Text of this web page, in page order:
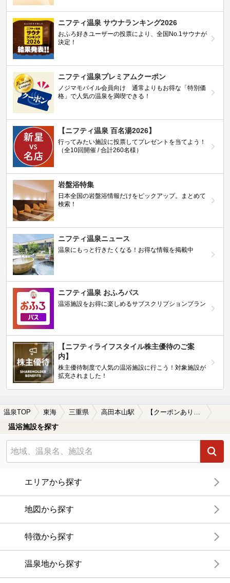
ニフティ温泉 サウナランキング2026
おふろ好きユーザーの投票により、全国No.1サウナが
決定！
ニフティ温泉プレミアムクーポン
ノジマモバイル会員向け 通常よりもお得な「特別価
格」で人気の温泉を満喫できる！
【ニフティ温泉 百名湯2026】
行ってみたい施設に投票してプレゼントを当てよう！
（全10回開催 / 合計260名様）
岩盤浴特集
日本全国の岩盤浴情報だけをピックアップ。まとめて
検索！
ニフティ温泉ニュース
温泉にもっと行きたくなる！お得な情報を掲載中
ニフティ温泉 おふろパス
温浴施設をお得に楽しめるサブスクリプションプラン
【ニフティライフスタイル株主優待のご案
内】
株主優待制度で人気の温浴施設に行こう！対象施設が
拡充されました！
温泉TOP 東海 三重県 高田本山駅 【クーポンあり】駅近（徒歩10分以内）の高田本山駅近くの温泉、日帰り温泉、スーパー銭湯おすすめ
温浴施設を探す
エリアから探す
地図から探す
特徴から探す
温泉地から探す